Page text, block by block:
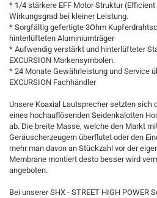
* 1/4 stärkere EFF Motor Struktur
Wirkungsgrad bei kleiner Leistung.
* Sorgfältig gefertigte 3Ohm
hinterlüfteten Aluminiumträger
* Aufwendig verstärkt und hinterlüfteter
EXCURSION Markensymbolen.
* 24 Monate Gewährleistung und Service
EXCURSION Fachhändler
Unsere Koaxial Lautsprecher setzten sich
eines hochauflösenden Seidenkalotten
ab. Die breite Masse, welche den Markt
Geräuscherzeugern überflutet oder den
mehr man davon an Stückzahl vor der
Membrane montiert desto besser wird
angeboten.
Bei unserer SHX - STREET HIGH POWER